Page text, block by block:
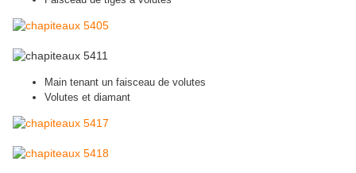
Main tenant un faisceau de volutes
Volutes et diamant